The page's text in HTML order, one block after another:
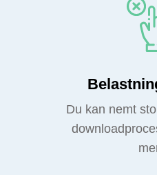
Du kan nemt